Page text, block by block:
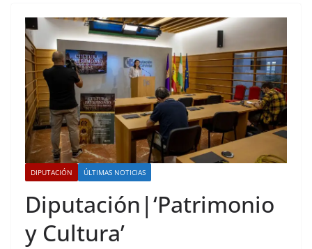
DIPUTACIÓN ÚLTIMAS NOTICIAS
Diputación|‘Patrimonio
y Cultura’